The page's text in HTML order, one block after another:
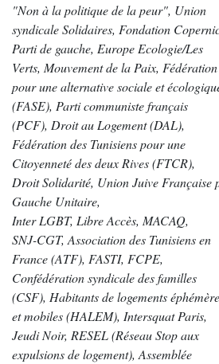
"Non à la politique de la peur", Union
syndicale Solidaires, Fondation
Parti de gauche, Europe Ecologie/Les
Verts, Mouvement de la Paix, Fédération
pour une alternative sociale et
(FASE), Parti communiste français
(PCF), Droit au Logement (DAL),
Fédération des Tunisiens pour une
Citoyenneté des deux Rives (FTCR),
Droit Solidarité, Union Juive Française
Gauche Unitaire,
Inter LGBT, Libre Accès, MACAQ,
SNJ-CGT, Association des Tunisiens en
France (ATF), FASTI, FCPE,
Confédération syndicale des familles
(CSF), Habitants de logements
et mobiles (HALEM), Intersquat Paris,
Jeudi Noir, RESEL (Réseau Stop aux
expulsions de logement), Assemblée